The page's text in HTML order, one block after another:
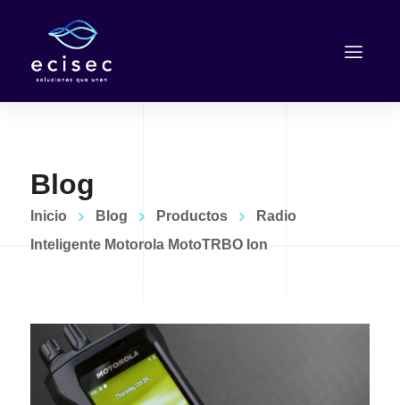
Blog
Inicio Blog Productos
Radio
Inteligente Motorola MotoTRBO Ion